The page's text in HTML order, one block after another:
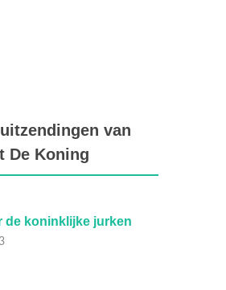
van
De Koning
de koninklijke jurken